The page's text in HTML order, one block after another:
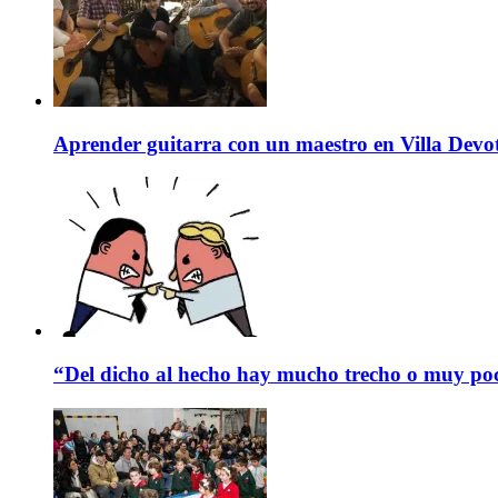
Aprender guitarra con un maestro en Villa
“Del dicho al hecho hay mucho trecho o muy